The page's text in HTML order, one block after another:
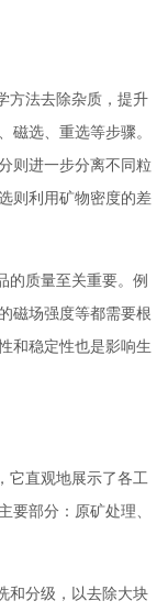
方法去除杂质，提升
磁选、重选等步骤。
则进一步分离不同粒
则利用矿物密度的差
的质量至关重要。例
磁场强度等都需要根
和稳定性也是影响生
它直观地展示了各工
要部分：原矿处理、
和分级，以去除大块